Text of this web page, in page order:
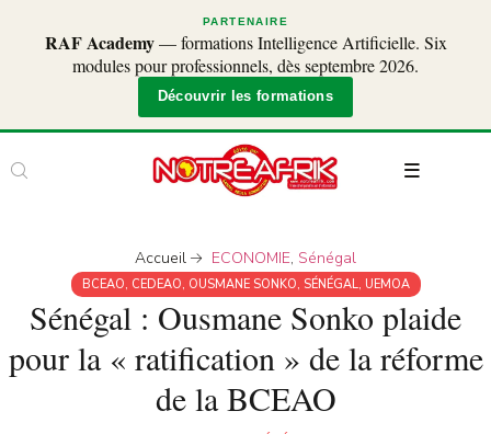
PARTENAIRE
RAF Academy— formations Intelligence Artificielle. Six
modules pour professionnels, dès septembre 2026.
Découvrir les formations
Accueil ECONOMIE, Sénégal
BCEAO, CEDEAO, OUSMANE SONKO, SÉNÉGAL, UEMOA
Sénégal : Ousmane Sonko plaide
pour la « ratification » de la réforme
de la BCEAO